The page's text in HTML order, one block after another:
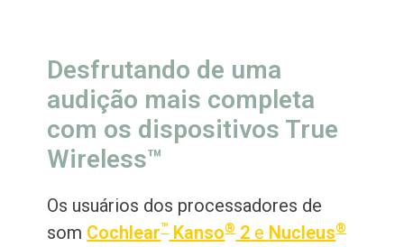
Desfrutando de uma
audição mais completa
com os dispositivos True
Wireless™
Os usuários dos processadores de
som Cochlear™Kanso®2 e Nucleus®